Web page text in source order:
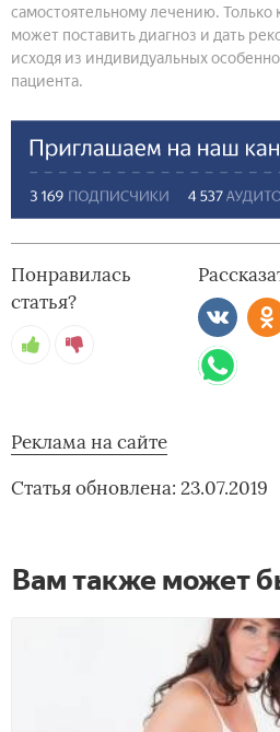
самостоятельному лечению.
может поставить диагноз и дать
исходя из индивидуальных
пациента.
Понравилась
статья?
Реклама на сайте
Статья обновлена: 23.07.2019
Вам также может